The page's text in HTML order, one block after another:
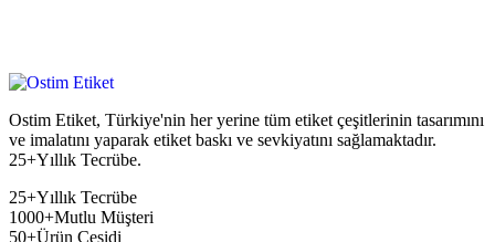
Ostim Etiket, Türkiye'nin her yerine tüm etiket çeşitlerinin tasarımını
ve imalatını yaparak etiket baskı ve sevkiyatını sağlamaktadır.
25+Yıllık Tecrübe.
25+Yıllık Tecrübe
1000+Mutlu Müşteri
50+Ürün Çeşidi